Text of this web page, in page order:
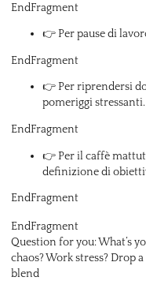
EndFragment
👉 Per pause di
EndFragment
👉 Per riprendersi
pomeriggi stressanti.
EndFragment
👉 Per il caffè
definizione di
EndFragment
EndFragment
Question for you: What’s
chaos? Work stress? Drop
blend